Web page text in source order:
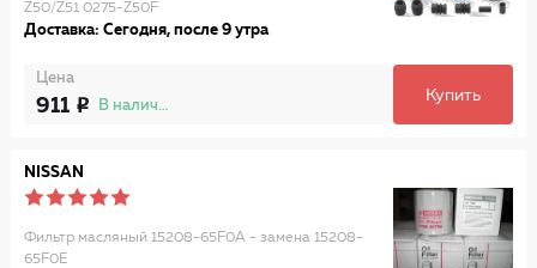
Z50/Z51 0275-Z50F
Доставка: Сегодня, после 9 утра
Цена
911 В наличии
Купить
NISSAN
Фильтр масляный 15208-65F0A - замена 15208-
65F0E